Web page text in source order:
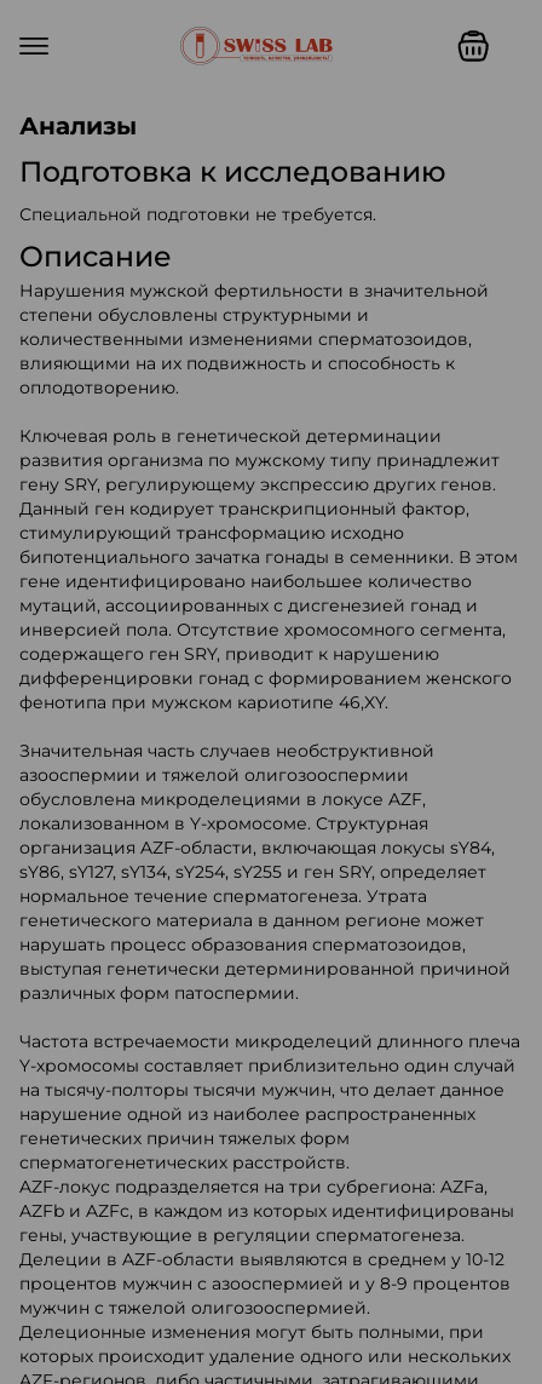
Анализы
Подготовка к исследованию
Специальной подготовки не требуется.
Описание
Нарушения мужской фертильности в значительной
степени обусловлены структурными и
количественными изменениями сперматозоидов,
влияющими на их подвижность и способность к
оплодотворению.
Ключевая роль в генетической детерминации
развития организма по мужскому типу принадлежит
гену SRY, регулирующему экспрессию других генов.
Данный ген кодирует транскрипционный фактор,
стимулирующий трансформацию исходно
бипотенциального зачатка гонады в семенники. В этом
гене идентифицировано наибольшее количество
мутаций, ассоциированных с дисгенезией гонад и
инверсией пола. Отсутствие хромосомного сегмента,
содержащего ген SRY, приводит к нарушению
дифференцировки гонад с формированием женского
фенотипа при мужском кариотипе 46,XY.
Значительная часть случаев необструктивной
азооспермии и тяжелой олигозооспермии
обусловлена микроделециями в локусе AZF,
локализованном в Y-хромосоме. Структурная
организация AZF-области, включающая локусы sY84,
sY86, sY127, sY134, sY254, sY255 и ген SRY, определяет
нормальное течение сперматогенеза. Утрата
генетического материала в данном регионе может
нарушать процесс образования сперматозоидов,
выступая генетически детерминированной причиной
различных форм патоспермии.
Частота встречаемости микроделеций длинного плеча
Y-хромосомы составляет приблизительно один случай
на тысячу-полторы тысячи мужчин, что делает данное
нарушение одной из наиболее распространенных
генетических причин тяжелых форм
сперматогенетических расстройств.
AZF-локус подразделяется на три субрегиона: AZFa,
AZFb и AZFc, в каждом из которых идентифицированы
гены, участвующие в регуляции сперматогенеза.
Делеции в AZF-области выявляются в среднем у 10-12
процентов мужчин с азооспермией и у 8-9 процентов
мужчин с тяжелой олигозооспермией.
Делеционные изменения могут быть полными, при
которых происходит удаление одного или нескольких